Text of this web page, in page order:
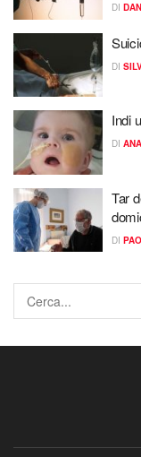
DI
DI
Indi
DI
Tar
DI